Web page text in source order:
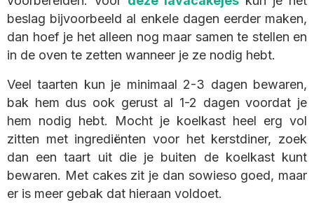
beslag bijvoorbeeld al enkele dagen eerder maken,
dan hoef je het alleen nog maar samen te stellen en
in de oven te zetten wanneer je ze nodig hebt.
Veel taarten kun je minimaal 2-3 dagen bewaren,
bak hem dus ook gerust al 1-2 dagen voordat je
hem nodig hebt. Mocht je koelkast heel erg vol
zitten met ingrediënten voor het kerstdiner, zoek
dan een taart uit die je buiten de koelkast kunt
bewaren. Met cakes zit je dan sowieso goed, maar
er is meer gebak dat hieraan voldoet.